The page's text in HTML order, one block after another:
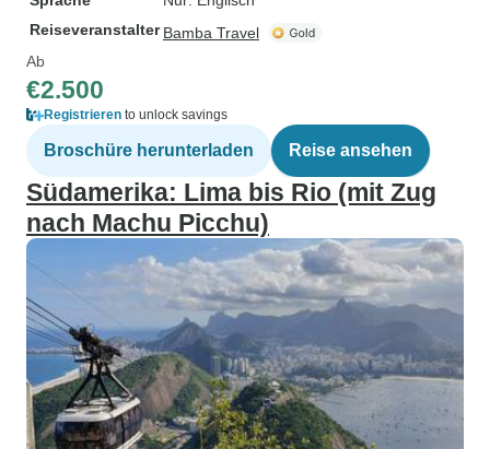
Reiseveranstalter Bamba Travel
Ab
€2.500
Registrieren to unlock savings
Broschüre herunterladen Reise ansehen
Südamerika: Lima bis Rio (mit Zug
nach Machu Picchu)